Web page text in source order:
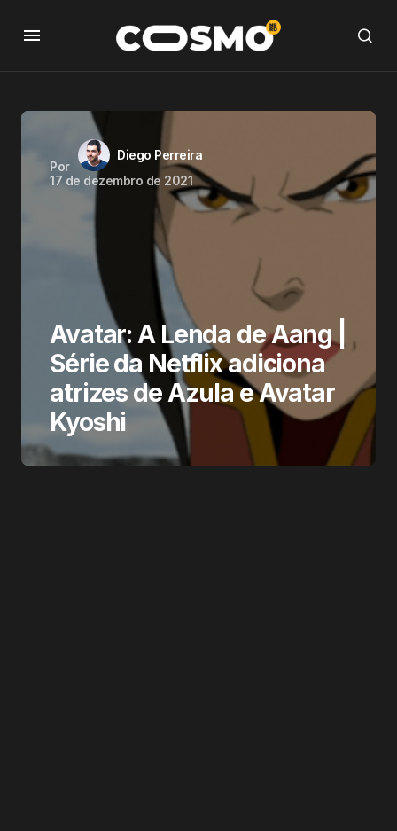
Por
Diego Perreira
17 de dezembro de 2021
Avatar: A Lenda de Aang |
Série da Netflix adiciona
atrizes de Azula e Avatar
Kyoshi